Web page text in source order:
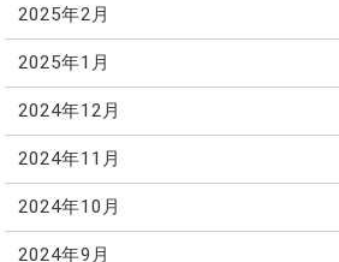
2025年2月
2025年1月
2024年12月
2024年11月
2024年10月
2024年9月